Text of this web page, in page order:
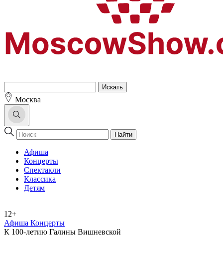
Москва
Найти
Афиша
Концерты
Спектакли
Классика
Детям
12+
Афиша Концерты
К 100-летию Галины Вишневской